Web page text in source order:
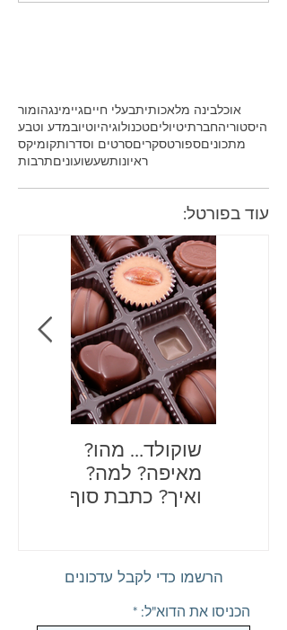
אוכלבינה מלאכותיתבעלי חייםגיימינגהומור
היסטוריהחברתיטיוליםטכנולוגיהיוטיובמדע וטבע
מתכוניםספורטסקריםסרטים וסדרותקומיקס
ראיונותשעשועוניםתרבות
עוד בפורטל:
שוקולד… מהו?
מאיפה? למה?
ואיך? כתבת סוף
הרשמו כדי לקבל עדכונים
הכניסו את הדוא"ל: